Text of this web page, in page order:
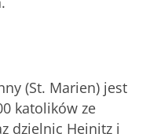
(St. Marien) jest
katolików ze
dzielnic Heinitz i